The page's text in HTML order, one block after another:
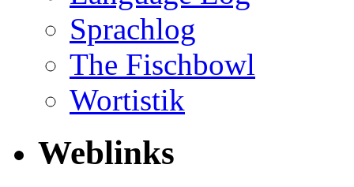
Sprachlog
The Fischbowl
Wortistik
Weblinks